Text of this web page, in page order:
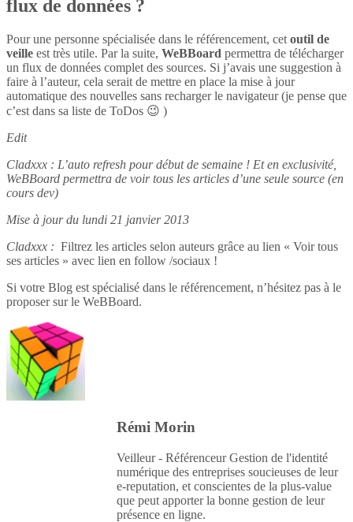
flux de données ?
Pour une personne spécialisée dans le référencement, cet outil de
veille est très utile. Par la suite, WeBBoard permettra de télécharger
un flux de données complet des sources. Si j’avais une suggestion à
faire à l’auteur, cela serait de mettre en place la mise à jour
automatique des nouvelles sans recharger le navigateur (je pense que
c’est dans sa liste de ToDos 😉 )
Edit
Cladxxx : L’auto refresh pour début de semaine ! Et en exclusivité,
WeBBoard permettra de voir tous les articles d’une seule source (en
cours dev)
Mise à jour du lundi 21 janvier 2013
Cladxxx : Filtrez les articles selon auteurs grâce au lien « Voir tous
ses articles » avec lien en follow /sociaux !
Si votre Blog est spécialisé dans le référencement, n’hésitez pas à le
proposer sur le WeBBoard.
Rémi Morin
Veilleur - Référenceur Gestion de l'identité
numérique des entreprises soucieuses de leur
e-reputation, et conscientes de la plus-value
que peut apporter la bonne gestion de leur
présence en ligne.